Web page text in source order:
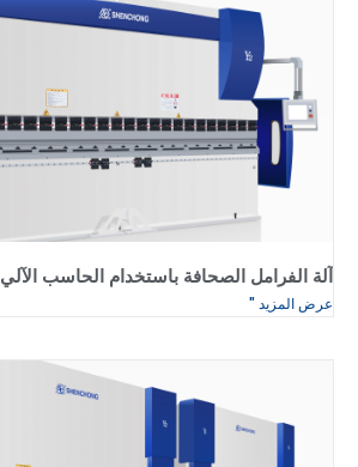
آلة الفرامل الصحافة باستخدام الحاسب الآلي
عرض المزيد "